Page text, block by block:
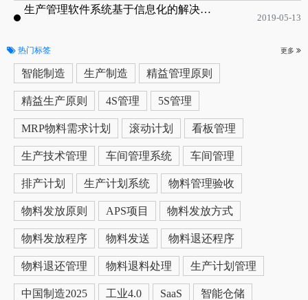
生产管理软件系统基于信息化的解决方案
2019-05-13
热门标签 更多
智能制造 生产制造 精益管理原则
精益生产原则 4S管理 5S管理
MRP物料需求计划 滚动计划 看板管理
生产技术管理 车间管理系统 车间管理
排产计划 生产计划系统 物料管理验收
物料发放原则 APS项目 物料发放方式
物料发放程序 物料发送 物料退还程序
物料退还管理 物料退料处理 生产计划管理
中国制造2025 工业4.0 SaaS 智能仓储